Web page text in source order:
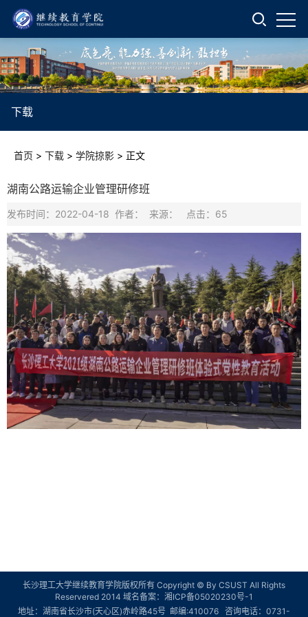
下载
首页 > 下载 > 学院掠影 > 正文
湖南公路运输企业管理研修班
发布时间：2022-04-18 作者： 来源： 点击： 65
长沙理工大学继续教育学院版权所有 Copyright © By CSUST All Rights
Reservered 2014 域名备案： 湘ICP备05020230号-1
地址：湖南省长沙市(天心区)赤岭路45号 邮编:410076 咨询电话：0731-